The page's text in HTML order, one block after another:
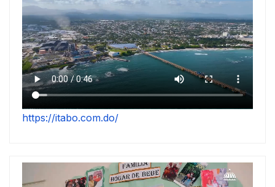
https://itabo.com.do/